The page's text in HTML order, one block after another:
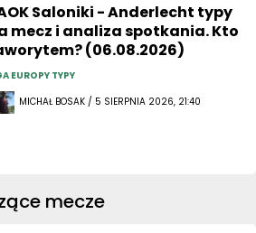
Saloniki - Anderlecht typy
mecz i analiza spotkania. Kto
(06.08.2026)
EUROPY TYPY
MICHAŁ BOSAK / 5 SIERPNIA 2026, 21:40
mecze